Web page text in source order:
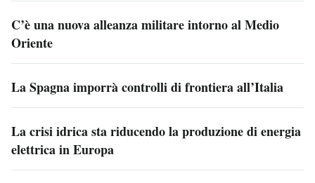
C’è una nuova alleanza militare intorno al Medio
Oriente
La Spagna imporrà controlli di frontiera all’Italia
La crisi idrica sta riducendo la produzione di energia
elettrica in Europa